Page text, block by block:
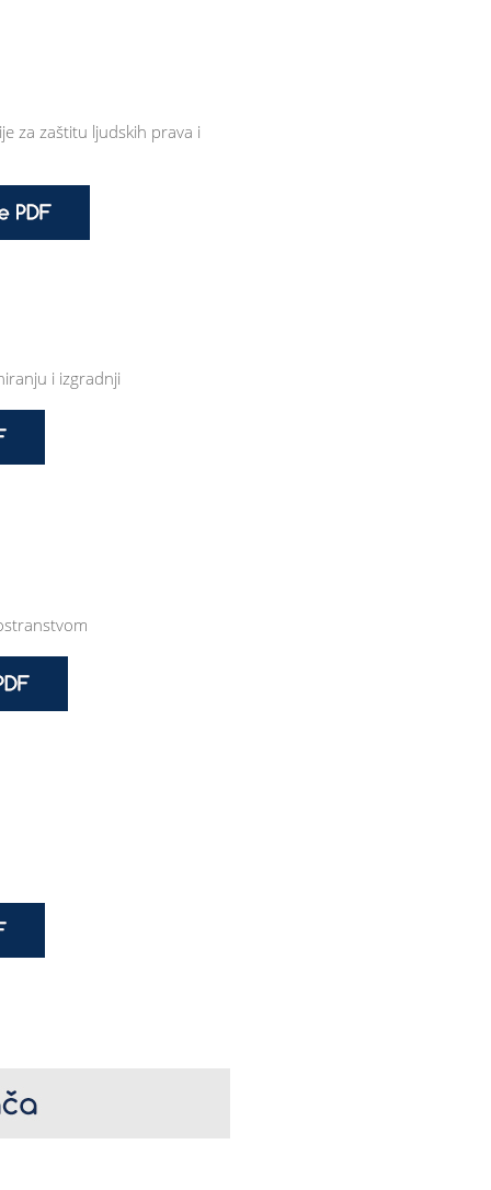
za zaštitu ljudskih prava i
i izgradnji